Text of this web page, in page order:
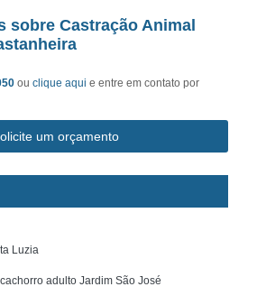
sobre Castração Animal
ouclique aqui e entre em contato por
um orçamento
Luzia
adulto Jardim São José